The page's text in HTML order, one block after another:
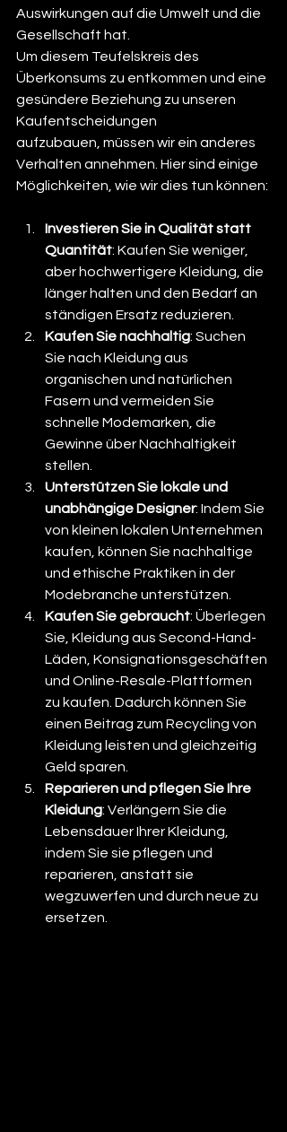
Auswirkungen auf die Umwelt und die
Gesellschaft hat.
Um diesem Teufelskreis des
Überkonsums zu entkommen und eine
gesündere Beziehung zu unseren
Kaufentscheidungen
aufzubauen, müssen wir ein anderes
Verhalten annehmen. Hier sind einige
Möglichkeiten, wie wir dies tun können:
Investieren Sie in Qualität statt
Quantität: Kaufen Sie weniger,
aber hochwertigere Kleidung, die
länger halten und den Bedarf an
ständigen Ersatz reduzieren.
Kaufen Sie nachhaltig: Suchen
Sie nach Kleidung aus
organischen und natürlichen
Fasern und vermeiden Sie
schnelle Modemarken, die
Gewinne über Nachhaltigkeit
stellen.
Unterstützen Sie lokale und
unabhängige Designer: Indem Sie
von kleinen lokalen Unternehmen
kaufen, können Sie nachhaltige
und ethische Praktiken in der
Modebranche unterstützen.
Kaufen Sie gebraucht: Überlegen
Sie, Kleidung aus Second-Hand-
Läden, Konsignationsgeschäften
und Online-Resale-Plattformen
zu kaufen. Dadurch können Sie
einen Beitrag zum Recycling von
Kleidung leisten und gleichzeitig
Geld sparen.
Reparieren und pflegen Sie Ihre
Kleidung: Verlängern Sie die
Lebensdauer Ihrer Kleidung,
indem Sie sie pflegen und
reparieren, anstatt sie
wegzuwerfen und durch neue zu
ersetzen.